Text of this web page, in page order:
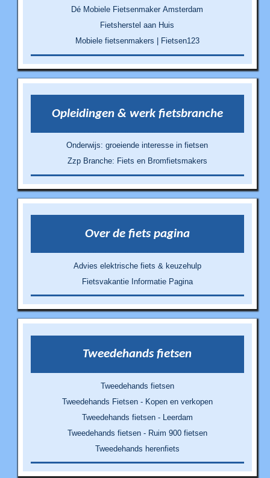
Dé Mobiele Fietsenmaker Amsterdam
Fietsherstel aan Huis
Mobiele fietsenmakers | Fietsen123
Opleidingen & werk fietsbranche
Onderwijs: groeiende interesse in fietsen
Zzp Branche: Fiets en Bromfietsmakers
Over de fiets pagina
Advies elektrische fiets & keuzehulp
Fietsvakantie Informatie Pagina
Tweedehands fietsen
Tweedehands fietsen
Tweedehands Fietsen - Kopen en verkopen
Tweedehands fietsen - Leerdam
Tweedehands fietsen - Ruim 900 fietsen
Tweedehands herenfiets